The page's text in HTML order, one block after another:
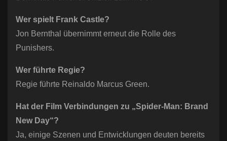
Wer spielt Frank Castle?
Jon Bernthal übernimmt erneut die Rolle des
Punishers.
Wer führte Regie?
Regie führte Reinaldo Marcus Green.
Hat der Film Verbindungen zu „Spider-Man: Brand
New Day“?
Ja, einige Szenen und Entwicklungen deuten bereits